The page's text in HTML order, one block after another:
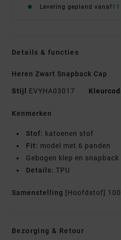
Levering gepland vanaf
Details & functies
Heren Zwart Snapback Cap
Stijl EVYHA03017
Kenmerken
Stof: katoenen stof
Fit: model met 6 panden
Gebogen klep en snapback
Details: TPU
Samenstelling [Hoofdstof]
Bezorging & Retour